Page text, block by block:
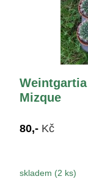
Mizque
80,- Kč
skladem (2 ks)